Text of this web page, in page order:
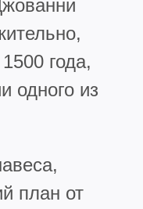
года,
одного из
план от